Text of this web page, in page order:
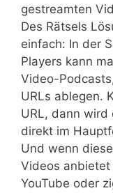
gestreamten
Des Rätsels
einfach: In der
Players kann
Video-
URLs ablegen.
URL, dann wird
direkt im
Und wenn
Videos
YouTube oder